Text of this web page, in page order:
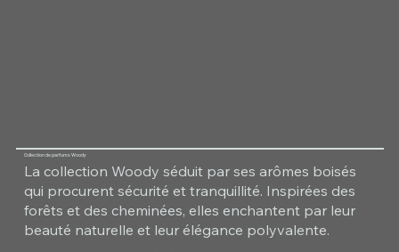
Collection de parfums Woody
La collection Woody séduit par ses arômes boisés
qui procurent sécurité et tranquillité. Inspirées des
forêts et des cheminées, elles enchantent par leur
beauté naturelle et leur élégance polyvalente.